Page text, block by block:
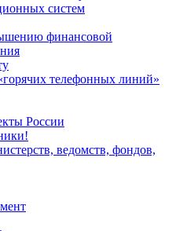
систем
финансовой
телефонных линий»
России
ведомств, фондов,